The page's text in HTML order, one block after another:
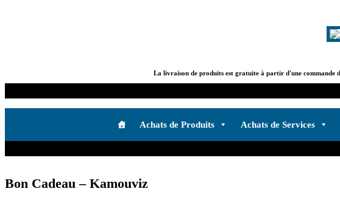
La livraison de produits est gratuite à partir d'une commande
Boutique
–
Achats de Produits Achats de Services
Bon Cadeau – Kamouviz